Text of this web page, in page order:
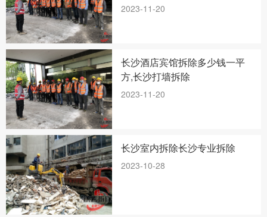
2023-11-20
长沙酒店宾馆拆除多少钱一平
方,长沙打墙拆除
2023-11-20
长沙室内拆除长沙专业拆除
2023-10-28